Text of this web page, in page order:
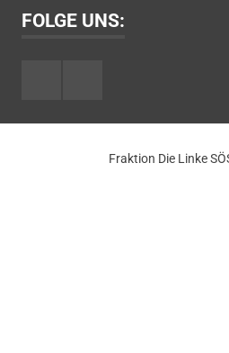
FOLGE UNS:
Fraktion Die Linke